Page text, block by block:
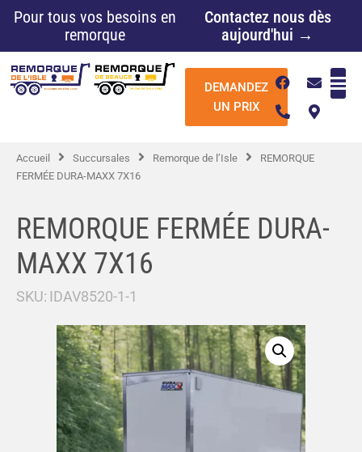
Pour tous vos besoins en
remorque
Contactez nous dès
aujourd'hui →
DEMANDEZ
UN PRIX
F
a
e
o
E
n
v
e
p
P
h
n
a
M
a
p
-
r
-
a
Accueil Succursales Remorque de l’Isle
REMORQUE
FERMÉE DURA-MAXX 7X16
REMORQUE FERMÉE DURA-
MAXX 7X16
SKU: IDAV8520-1-1